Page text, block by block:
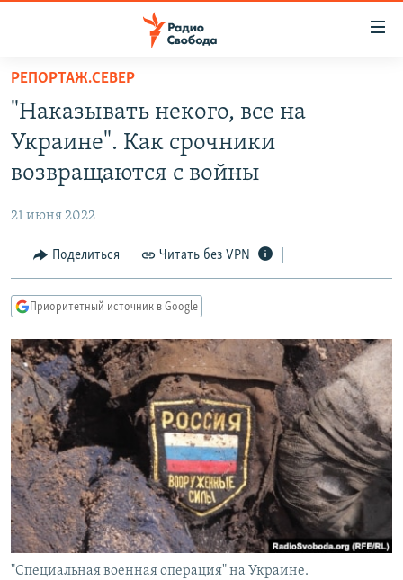
упрощенного
доступа
Вернуться
основному
Вернутся
Вернутся
поиску
ПРОГРАММЫ
АВТОРСКИЕ ПРОЕКТЫ
МНЕНИЯ
КУЛЬТУРА
КАВКАЗ.РЕАЛИИ
СЕВЕР.РЕАЛИИ
СИБИРЬ.РЕАЛИИ
РАСПИСАНИЕ ВЕЩАНИЯ
ПОДПИШИТЕСЬ НА РАССЫЛКУ
СОЦИАЛЬНЫЕ СЕТИ
РЕПОРТАЖ.СЕВЕР
"Наказывать некого, все на
Украине". Как срочники
возвращаются с войны
21 июня 2022
Поделиться Читать без VPN
Приоритетный источник в Google
"Специальная военная операция" на Украине.